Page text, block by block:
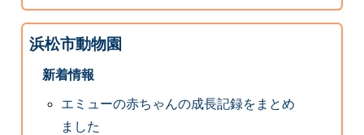
浜松市動物園
新着情報
エミューの赤ちゃんの成長記録をまとめ
ました